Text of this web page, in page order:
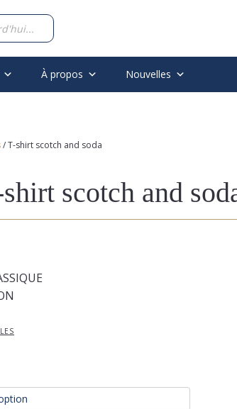
À propos Nouvelles
/ T-shirt scotch and soda
scotch and